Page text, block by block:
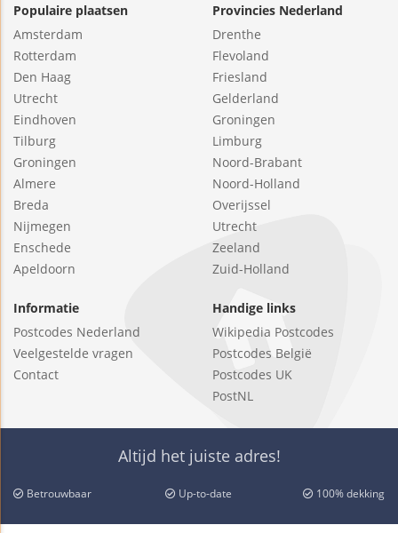
Populaire plaatsen
Amsterdam
Rotterdam
Den Haag
Utrecht
Eindhoven
Tilburg
Groningen
Almere
Breda
Nijmegen
Enschede
Apeldoorn
Provincies Nederland
Drenthe
Flevoland
Friesland
Gelderland
Groningen
Limburg
Noord-Brabant
Noord-Holland
Overijssel
Utrecht
Zeeland
Zuid-Holland
Informatie
Postcodes Nederland
Veelgestelde vragen
Contact
Handige links
Wikipedia Postcodes
Postcodes België
Postcodes UK
PostNL
Altijd het juiste adres!
Betrouwbaar Up-to-date 100% dekking